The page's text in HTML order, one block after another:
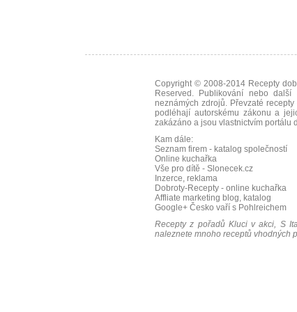
Copyright © 2008-2014 Recepty
Reserved. Publikování nebo
neznámých zdrojů. Převzaté recepty
podléhají autorskému zákonu a
zakázáno a jsou vlastnictvím portálu
Kam dále:
Seznam firem - katalog společností
Online kuchařka
Vše pro dítě - Slonecek.cz
Inzerce, reklama
Dobroty-Recepty - online kuchařka
Affliate marketing blog, katalog
Google+ Česko vaří s Pohlreichem
Recepty z pořadů Kluci v akci, S
naleznete mnoho receptů vhodných